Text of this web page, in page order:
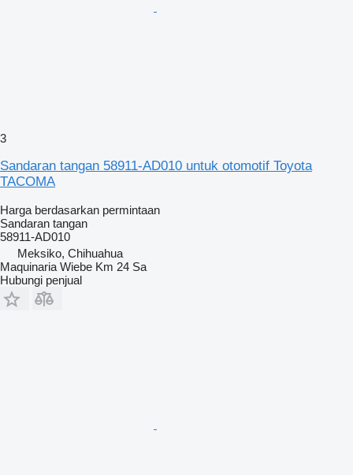
3
Sandaran tangan 58911-AD010 untuk otomotif Toyota
TACOMA
Harga berdasarkan permintaan
Sandaran tangan
58911-AD010
Meksiko, Chihuahua
Maquinaria Wiebe Km 24 Sa
Hubungi penjual